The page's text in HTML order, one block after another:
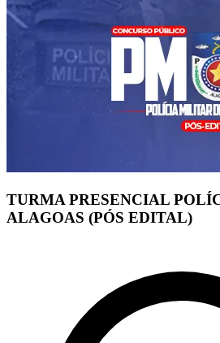
TURMA PRESENCIAL
ALAGOAS (PÓS EDITAL)